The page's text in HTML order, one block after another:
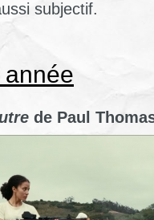
subjectif.
de Paul